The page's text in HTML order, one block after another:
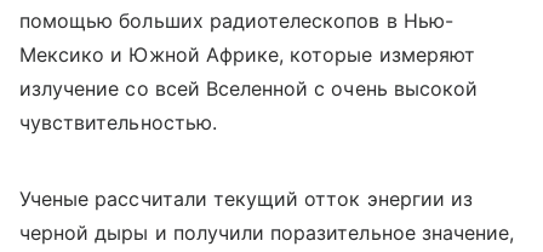
помощью больших радиотелескопов в Нью-
Мексико и Южной Африке, которые измеряют
излучение со всей Вселенной с очень высокой
чувствительностью.
Ученые рассчитали текущий отток энергии из
черной дыры и получили поразительное значение,